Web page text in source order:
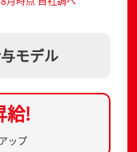
モデル
給!
ップ